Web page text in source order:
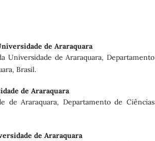
de Araraquara
Universidade de Araraquara, Departamento
Brasil.
de Araraquara
de Araraquara, Departamento de Ciências
de Araraquara